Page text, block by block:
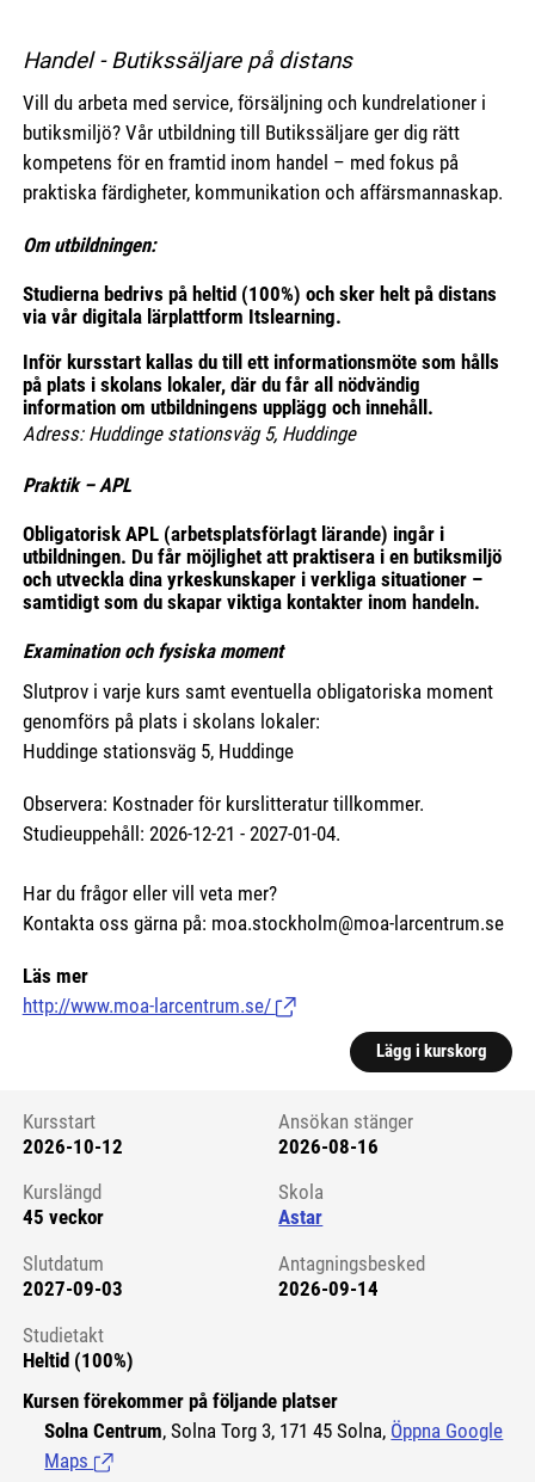
Handel - Butikssäljare på distans
Vill du arbeta med service, försäljning och kundrelationer i
butiksmiljö? Vår utbildning till Butikssäljare ger dig rätt
kompetens för en framtid inom handel – med fokus på
praktiska färdigheter, kommunikation och affärsmannaskap.
Om utbildningen:
Studierna bedrivs på heltid (100%) och sker helt på distans
via vår digitala lärplattform Itslearning.
Inför kursstart kallas du till ett informationsmöte som hålls
på plats i skolans lokaler, där du får all nödvändig
information om utbildningens upplägg och innehåll.
Adress: Huddinge stationsväg 5, Huddinge
Praktik – APL
Obligatorisk APL (arbetsplatsförlagt lärande) ingår i
utbildningen. Du får möjlighet att praktisera i en butiksmiljö
och utveckla dina yrkeskunskaper i verkliga situationer –
samtidigt som du skapar viktiga kontakter inom handeln.
Examination och fysiska moment
Slutprov i varje kurs samt eventuella obligatoriska moment
genomförs på plats i skolans lokaler:
Huddinge stationsväg 5, Huddinge
Observera: Kostnader för kurslitteratur tillkommer.
Studieuppehåll: 2026-12-21 - 2027-01-04.
Har du frågor eller vill veta mer?
Kontakta oss gärna på: moa.stockholm@moa-larcentrum.se
Läs mer
http://www.moa-larcentrum.se/ (Länk till extern sida.)
Lägg i kurskorg
Kursstart 6237815
Kursstart
2026-10-12
Ansökan stänger
2026-08-16
Kurslängd
45 veckor
Skola
Astar
Slutdatum
2027-09-03
Antagningsbesked
2026-09-14
Studietakt
Heltid (100%)
Kursen förekommer på följande platser
Solna Centrum, Solna Torg 3, 171 45 Solna, Öppna Google
Maps (Länk till extern sida.)